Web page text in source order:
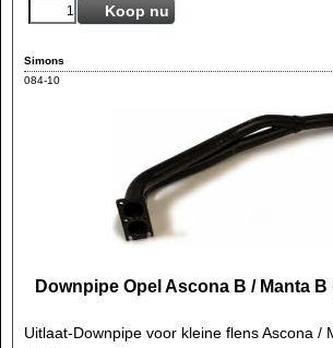
Koop nu
Simons
084-10
Downpipe Opel Ascona B / Manta
Uitlaat-Downpipe voor kleine flens Ascona /